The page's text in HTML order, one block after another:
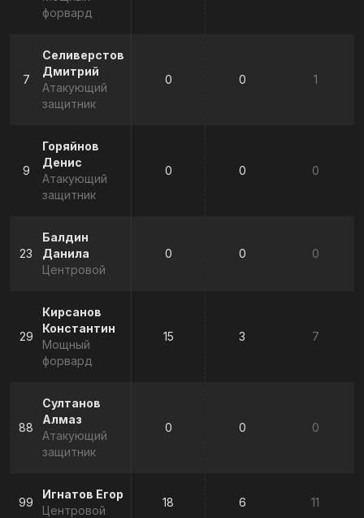
форвард
7
Селиверстов
Дмитрий
Атакующий
защитник
0 0 1
9
Горяйнов
Денис
Атакующий
защитник
0 0 0
23
Балдин
Данила
Центровой
0 0 0
29
Кирсанов
Константин
Мощный
форвард
15 3 7
88
Султанов
Алмаз
Атакующий
защитник
0 0 0
99
Игнатов Егор
Центровой
18 6 11